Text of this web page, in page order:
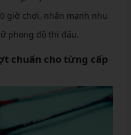
giờ chơi, nhấn mạnh nhu
phong độ thi đấu.
chuẩn cho từng cấp